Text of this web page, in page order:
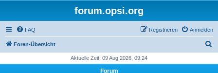
forum.opsi.org
FAQ Anmelden
Registrieren
Foren-Übersicht
Aktuelle Zeit: 09 Aug 2026, 09:24
Forum